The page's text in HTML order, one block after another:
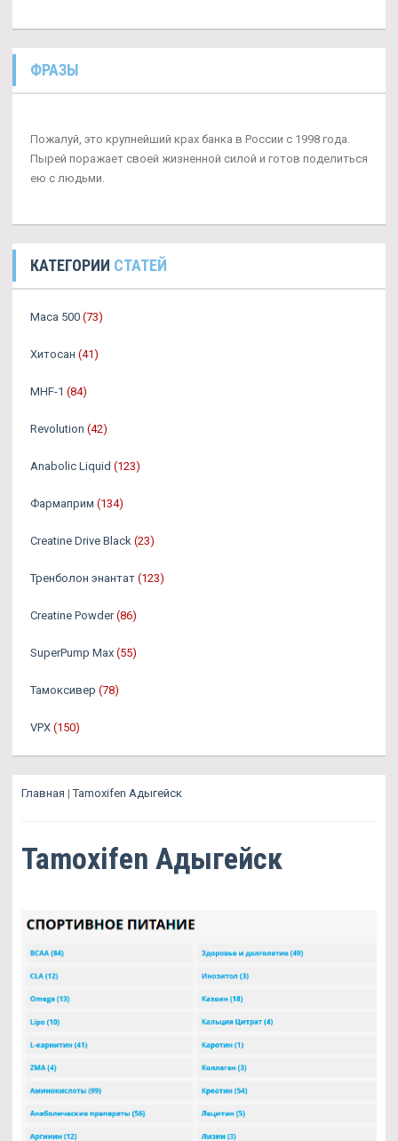
ФРАЗЫ
Пожалуй, это крупнейший крах банка в России с 1998 года.
Пырей поражает своей жизненной силой и готов поделиться
ею с людьми.
КАТЕГОРИИ СТАТЕЙ
Maca 500 (73)
Хитосан (41)
MHF-1 (84)
Revolution (42)
Anabolic Liquid (123)
Фармаприм (134)
Creatine Drive Black (23)
Тренболон энантат (123)
Creatine Powder (86)
SuperPump Max (55)
Тамоксивер (78)
VPX (150)
Главная |Tamoxifen Адыгейск
Tamoxifen Адыгейск